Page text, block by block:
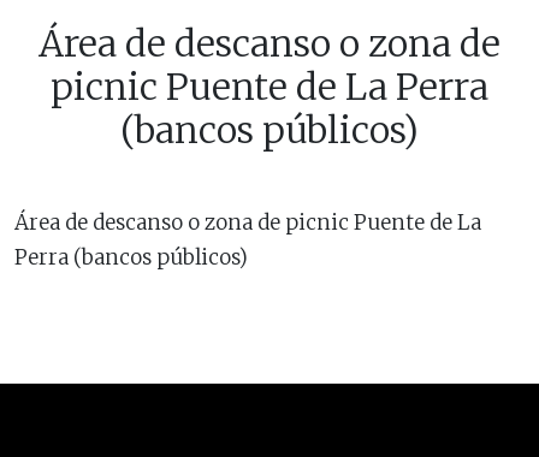
Área de descanso o zona de
picnic Puente de La Perra
(bancos públicos)
Área de descanso o zona de picnic Puente de La
Perra (bancos públicos)